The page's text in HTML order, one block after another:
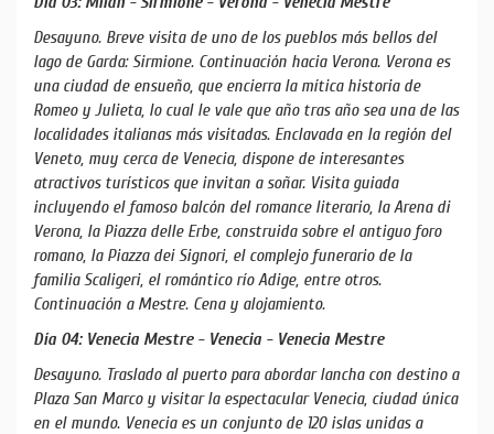
Desayuno. Breve visita de uno de los pueblos más bellos del
lago de Garda: Sirmione. Continuación hacia Verona. Verona es
una ciudad de ensueño, que encierra la mítica historia de
Romeo y Julieta, lo cual le vale que año tras año sea una de las
localidades italianas más visitadas. Enclavada en la región del
Veneto, muy cerca de Venecia, dispone de interesantes
atractivos turísticos que invitan a soñar. Visita guiada
incluyendo el famoso balcón del romance literario, la Arena di
Verona, la Piazza delle Erbe, construida sobre el antiguo foro
romano, la Piazza dei Signori, el complejo funerario de la
familia Scaligeri, el romántico río Adige, entre otros.
Continuación a Mestre. Cena y alojamiento.
Día 04: Venecia Mestre - Venecia - Venecia Mestre
Desayuno. Traslado al puerto para abordar lancha con destino a
Plaza San Marco y visitar la espectacular Venecia, ciudad única
en el mundo. Venecia es un conjunto de 120 islas unidas a